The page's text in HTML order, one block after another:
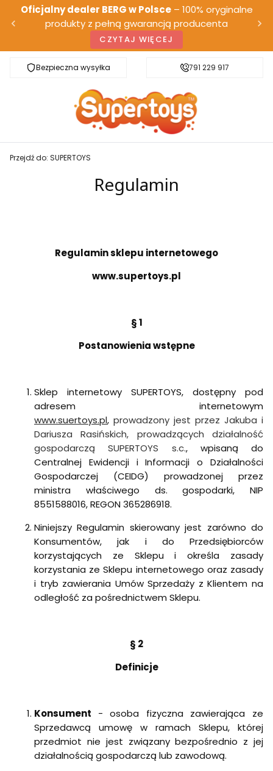
Oficjalny dealer BERG w Polsce– 100% oryginalne
produkty z pełną gwarancją producenta
CZYTAJ WIĘCEJ
Bezpieczna wysyłka Darmowa dostawa od 500 zł
791 229 917
Przejdź do: SUPERTOYS
Regulamin
Regulamin sklepu internetowego
www.supertoys.pl
§ 1
Postanowienia wstępne
Sklep internetowy SUPERTOYS, dostępny pod
adresem internetowym
www.suertoys.pl, prowadzony jest przez Jakuba i
Dariusza Rasińskich, prowadzących działalność
gospodarczą SUPERTOYS s.c., wpisaną do
Centralnej Ewidencji i Informacji o Działalności
Gospodarczej (CEIDG) prowadzonej przez
ministra właściwego ds. gospodarki, NIP
8551588016, REGON 365286918.
Niniejszy Regulamin skierowany jest zarówno do
Konsumentów, jak i do Przedsiębiorców
korzystających ze Sklepu i określa zasady
korzystania ze Sklepu internetowego oraz zasady
i tryb zawierania Umów Sprzedaży z Klientem na
odległość za pośrednictwem Sklepu.
§ 2
Definicje
Konsument - osoba fizyczna zawierająca ze
Sprzedawcą umowę w ramach Sklepu, której
przedmiot nie jest związany bezpośrednio z jej
działalnością gospodarczą lub zawodową.